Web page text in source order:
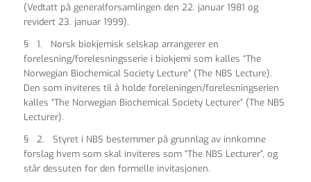
(Vedtatt på generalforsamlingen den 22. januar 1981 og
revidert 23. januar 1999).
§ 1. Norsk biokjemisk selskap arrangerer en
forelesning/forelesningsserie i biokjemi som kalles “The
Norwegian Biochemical Society Lecture” (The NBS Lecture).
Den som inviteres til å holde foreleningen/forelesningserien
kalles “The Norwegian Biochemical Society Lecturer” (The NBS
Lecturer).
§ 2. Styret i NBS bestemmer på grunnlag av innkomne
forslag hvem som skal inviteres som “The NBS Lecturer”, og
står dessuten for den formelle invitasjonen.